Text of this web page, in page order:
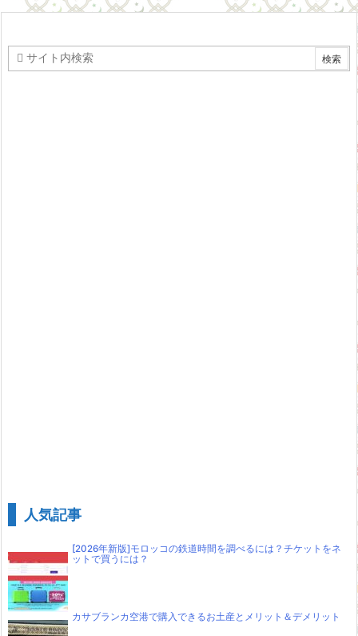
人気記事
[2026年新版]モロッコの鉄道時間を調べるには？チケットをネ
ットで買うには？
カサブランカ空港で購入できるお土産とメリット＆デメリット